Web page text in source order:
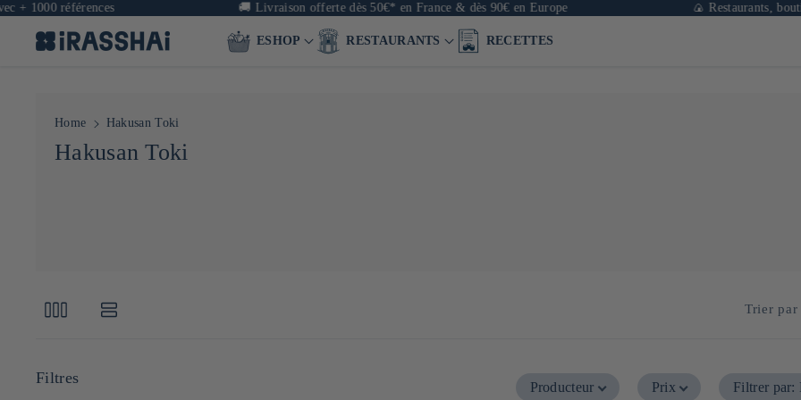
1000 références 🚚Livraison offerte dès 50€* en France & dès 90€ en Europe 🍙 Restaurants,
ESHOP RESTAURANTS RECETTES
Home Hakusan Toki
C
t
o
Hakusan Toki
Trier par
Filtres
Producteur Prix Filtrer par: